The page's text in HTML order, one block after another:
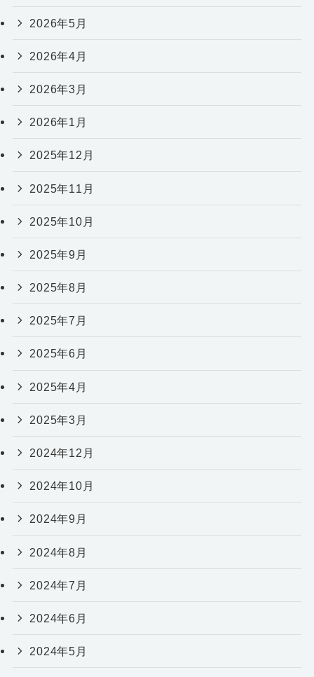
2026年5月
2026年4月
2026年3月
2026年1月
2025年12月
2025年11月
2025年10月
2025年9月
2025年8月
2025年7月
2025年6月
2025年4月
2025年3月
2024年12月
2024年10月
2024年9月
2024年8月
2024年7月
2024年6月
2024年5月